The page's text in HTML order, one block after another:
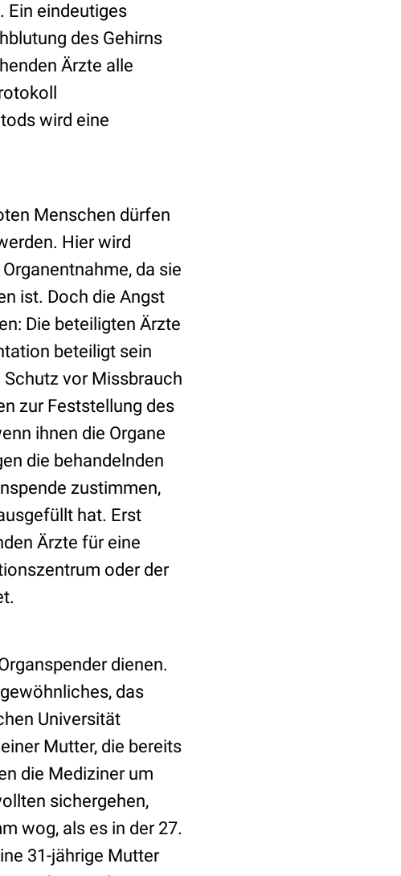
Ein eindeutiges
des Gehirns
Ärzte alle
wird eine
Menschen dürfen
Hier wird
da sie
ist. Doch die Angst
Die beteiligten Ärzte
beteiligt sein
vor Missbrauch
zur Feststellung des
ihnen die Organe
die behandelnden
zustimmen,
hat. Erst
Ärzte für eine
oder der
dienen.
das
Universität
Mutter, die bereits
die Mediziner um
sichergehen,
wog, als es in der 27.
31-jährige Mutter